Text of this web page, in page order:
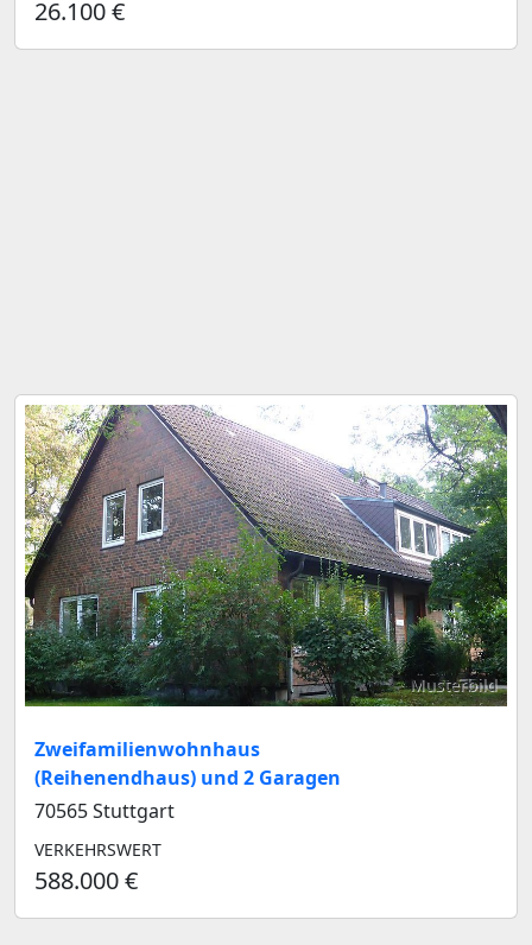
26.100 €
Musterbild
Zweifamilienwohnhaus
(Reihenendhaus) und 2 Garagen
70565 Stuttgart
VERKEHRSWERT
588.000 €